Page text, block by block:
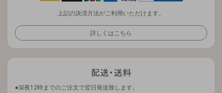
上記の決済方法がご利用いただけます。
詳しくはこちら
深夜12時までのご注文で翌日発送致します。